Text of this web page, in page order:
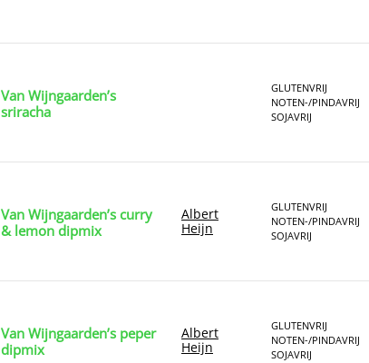
Van Wijngaarden’s
sriracha
GLUTENVRIJ
NOTEN-/PINDAVRIJ
SOJAVRIJ
Van Wijngaarden’s curry
& lemon dipmix
Albert
Heijn
GLUTENVRIJ
NOTEN-/PINDAVRIJ
SOJAVRIJ
Van Wijngaarden’s peper
dipmix
Albert
Heijn
GLUTENVRIJ
NOTEN-/PINDAVRIJ
SOJAVRIJ